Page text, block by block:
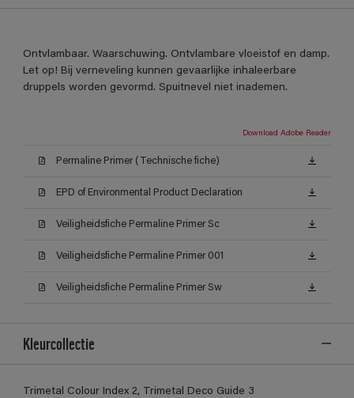
Ontvlambaar. Waarschuwing. Ontvlambare vloeistof en damp.
Let op! Bij verneveling kunnen gevaarlijke inhaleerbare
druppels worden gevormd. Spuitnevel niet inademen.
Download Adobe Reader
Permaline Primer (Technische fiche)
EPD of Environmental Product Declaration
Veiligheidsfiche Permaline Primer Sc
Veiligheidsfiche Permaline Primer 001
Veiligheidsfiche Permaline Primer Sw
Kleurcollectie
Trimetal Colour Index 2, Trimetal Deco Guide 3